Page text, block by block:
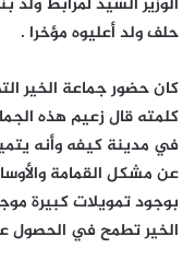
حلف ولد أعليوه مؤخرا .
كان حضور جماعة الخير
كلمته قال زعيم هذه
في مدينة كيفه وأنه
عن مشكل القمامة
بوجود تمويلات كبيرة
الخير تطمح في